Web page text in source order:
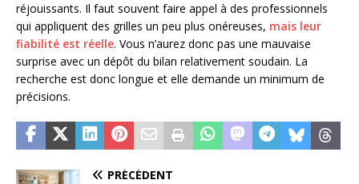
réjouissants. Il faut souvent faire appel à des professionnels
qui appliquent des grilles un peu plus onéreuses, mais leur
fiabilité est réelle. Vous n’aurez donc pas une mauvaise
surprise avec un dépôt du bilan relativement soudain. La
recherche est donc longue et elle demande un minimum de
précisions.
PRÉCÉDENT